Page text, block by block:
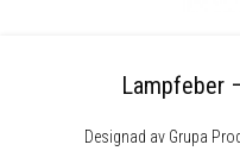
Lampfeber
Designad av Grupa